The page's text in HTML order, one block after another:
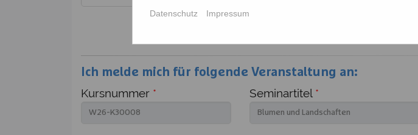
Ich melde mich für folgende Veranstaltung an:
Kursnummer * Seminartitel *
Datenschutz Impressum